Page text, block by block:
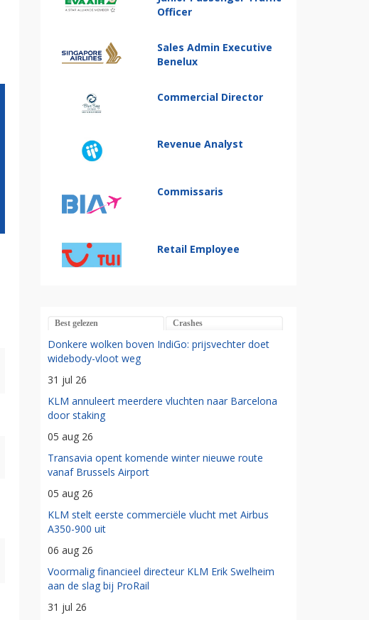
Officer
Sales Admin Executive
Benelux
Commercial Director
Revenue Analyst
Commissaris
Retail Employee
Best gelezen Crashes
Donkere wolken boven IndiGo: prijsvechter doet
widebody-vloot weg
31 jul 26
KLM annuleert meerdere vluchten naar Barcelona
door staking
05 aug 26
Transavia opent komende winter nieuwe route
vanaf Brussels Airport
05 aug 26
KLM stelt eerste commerciële vlucht met Airbus
A350-900 uit
06 aug 26
Voormalig financieel directeur KLM Erik Swelheim
aan de slag bij ProRail
31 jul 26